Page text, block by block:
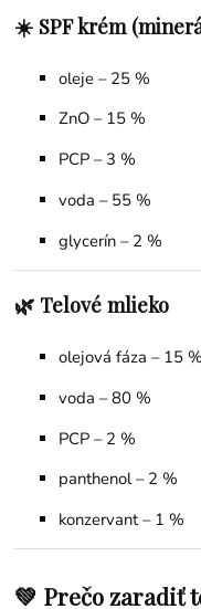
☀️ SPF krém
oleje – 25 %
ZnO – 15 %
PCP – 3 %
voda – 55 %
glycerín – 2 %
🌿 Telové mlieko
olejová fáza – 15 %
voda – 80 %
PCP – 2 %
panthenol – 2 %
konzervant – 1 %
💚 Prečo zaradiť